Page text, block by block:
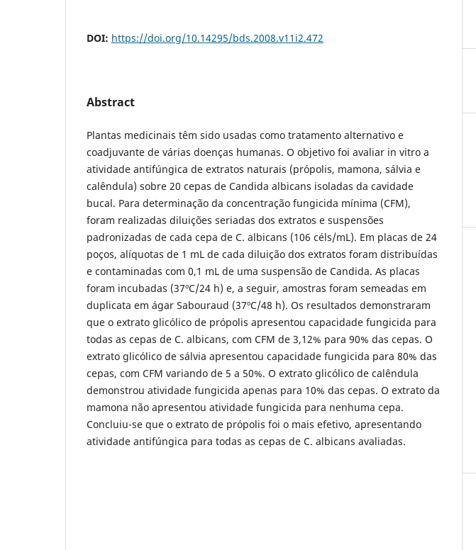
DOI: https://doi.org/10.14295/bds.2008.v11i2.472
Abstract
Plantas medicinais têm sido usadas como tratamento alternativo e
coadjuvante de várias doenças humanas. O objetivo foi avaliar in vitro a
atividade antifúngica de extratos naturais (própolis, mamona, sálvia e
calêndula) sobre 20 cepas de Candida albicans isoladas da cavidade
bucal. Para determinação da concentração fungicida mínima (CFM),
foram realizadas diluições seriadas dos extratos e suspensões
padronizadas de cada cepa de C. albicans (106 céls/mL). Em placas de 24
poços, alíquotas de 1 mL de cada diluição dos extratos foram distribuídas
e contaminadas com 0,1 mL de uma suspensão de Candida. As placas
foram incubadas (37ºC/24 h) e, a seguir, amostras foram semeadas em
duplicata em ágar Sabouraud (37ºC/48 h). Os resultados demonstraram
que o extrato glicólico de própolis apresentou capacidade fungicida para
todas as cepas de C. albicans, com CFM de 3,12% para 90% das cepas. O
extrato glicólico de sálvia apresentou capacidade fungicida para 80% das
cepas, com CFM variando de 5 a 50%. O extrato glicólico de calêndula
demonstrou atividade fungicida apenas para 10% das cepas. O extrato da
mamona não apresentou atividade fungicida para nenhuma cepa.
Concluiu-se que o extrato de própolis foi o mais efetivo, apresentando
atividade antifúngica para todas as cepas de C. albicans avaliadas.